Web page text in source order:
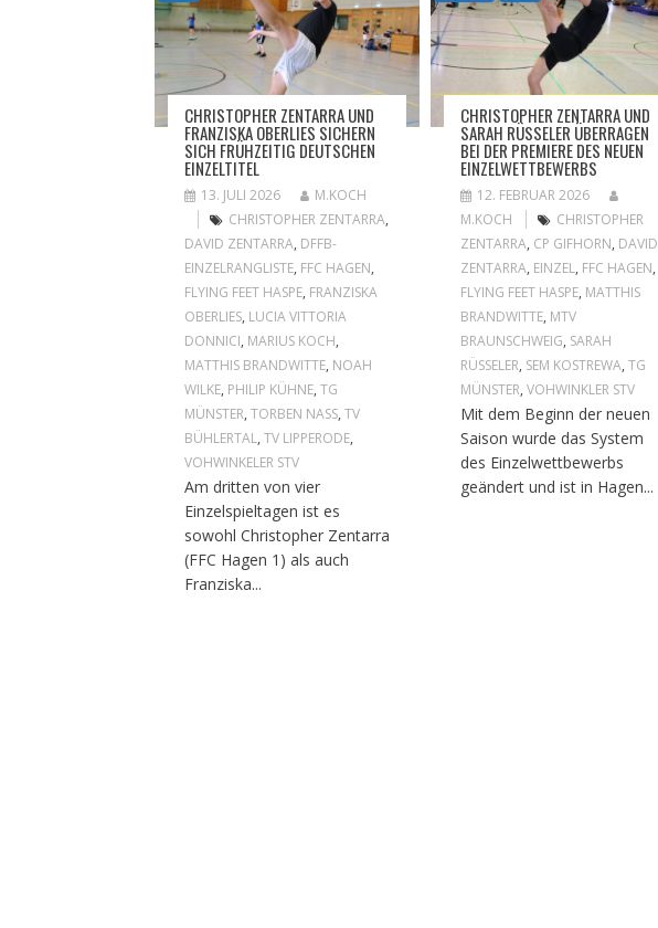
CHRISTOPHER ZENTARRA UND
FRANZISKA OBERLIES SICHERN
SICH FRÜHZEITIG DEUTSCHEN
EINZELTITEL
13. JULI 2026
M.KOCH
CHRISTOPHER ZENTARRA,
DAVID ZENTARRA, DFFB-
EINZELRANGLISTE, FFC HAGEN,
FLYING FEET HASPE, FRANZISKA
OBERLIES, LUCIA VITTORIA
DONNICI, MARIUS KOCH,
MATTHIS BRANDWITTE, NOAH
WILKE, PHILIP KÜHNE, TG
MÜNSTER, TORBEN NASS, TV
BÜHLERTAL, TV LIPPERODE,
VOHWINKELER STV
Am dritten von vier
Einzelspieltagen ist es
sowohl Christopher Zentarra
(FFC Hagen 1) als auch
Franziska...
CHRISTOPHER ZENTARRA UND
SARAH RÜSSELER ÜBERRAGEN
BEI DER PREMIERE DES NEUEN
EINZELWETTBEWERBS
12. FEBRUAR 2026
M.KOCH
CHRISTOPHER
ZENTARRA, CP GIFHORN, DAVID
ZENTARRA, EINZEL, FFC HAGEN,
FLYING FEET HASPE, MATTHIS
BRANDWITTE, MTV
BRAUNSCHWEIG, SARAH
RÜSSELER, SEM KOSTREWA,TG
MÜNSTER,VOHWINKLER STV
Mit dem Beginn der neuen
Saison wurde das System
des Einzelwettbewerbs
geändert und ist in Hagen...